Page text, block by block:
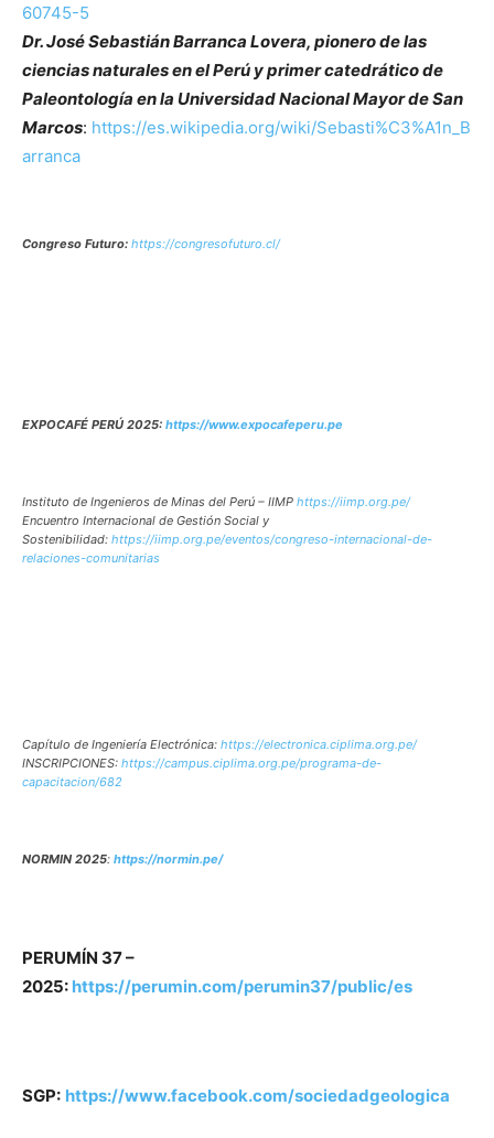
60745-5
Dr. José Sebastián Barranca Lovera, pionero de las
ciencias naturales en el Perú y primer catedrático de
Paleontología en la Universidad Nacional Mayor de San
Marcos: https://es.wikipedia.org/wiki/Sebasti%C3%A1n_B
arranca
Congreso Futuro: https://congresofuturo.cl/
EXPOCAFÉ PERÚ 2025: https://www.expocafeperu.pe
Instituto de Ingenieros de Minas del Perú – IIMP https://iimp.org.pe/
Encuentro Internacional de Gestión Social y
Sostenibilidad: https://iimp.org.pe/eventos/congreso-internacional-de-
relaciones-comunitarias
Capítulo de Ingeniería Electrónica: https://electronica.ciplima.org.pe/
INSCRIPCIONES: https://campus.ciplima.org.pe/programa-de-
capacitacion/682
NORMIN 2025: https://normin.pe/
PERUMÍN 37 –
2025: https://perumin.com/perumin37/public/es
SGP: https://www.facebook.com/sociedadgeologica